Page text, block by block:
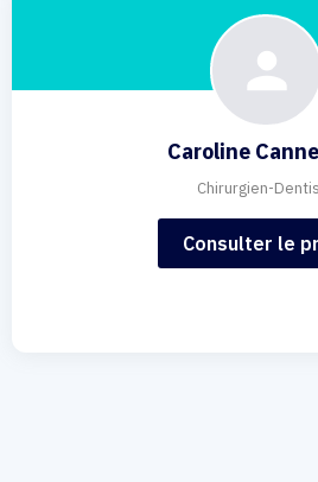
Caroline
Chirurgien-
Consulter le